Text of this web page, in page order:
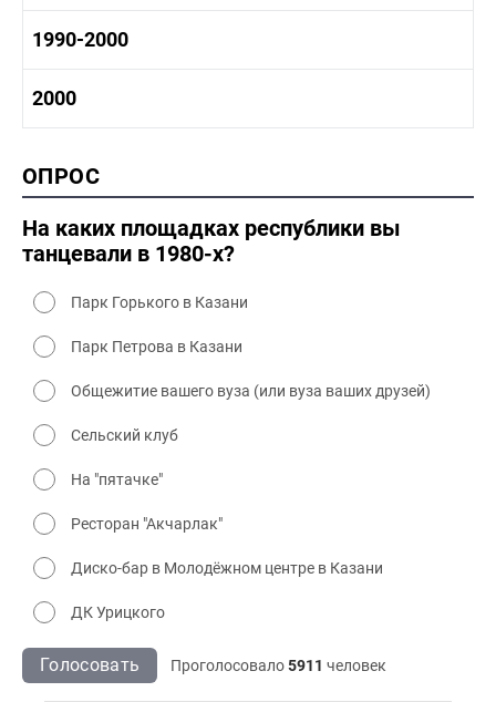
1970-1980 культура
1970 - 1980 быт
1980 -1990 история
1980-1990 культура
1990-2000
1990-2000 культура
2000
2000 промышленность
2000 культура
ОПРОС
На каких площадках республики вы
танцевали в 1980-х?
Парк Горького в Казани
Парк Петрова в Казани
Общежитие вашего вуза (или вуза ваших друзей)
Сельский клуб
На "пятачке"
Ресторан "Акчарлак"
Диско-бар в Молодёжном центре в Казани
ДК Урицкого
Голосовать Проголосовало5911 человек